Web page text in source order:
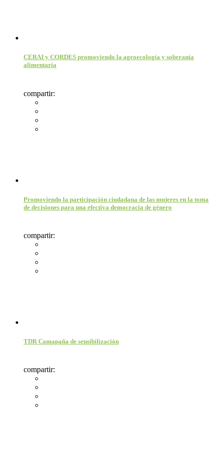
CERAI y CORDES promoviendo la agroecología y soberanía
alimentaria
compartir:
Promoviendo la participación ciudadana de las mujeres en la toma
de decisiones para una efectiva democracia de género
compartir:
TDR Camapaña de sensibilización
compartir: